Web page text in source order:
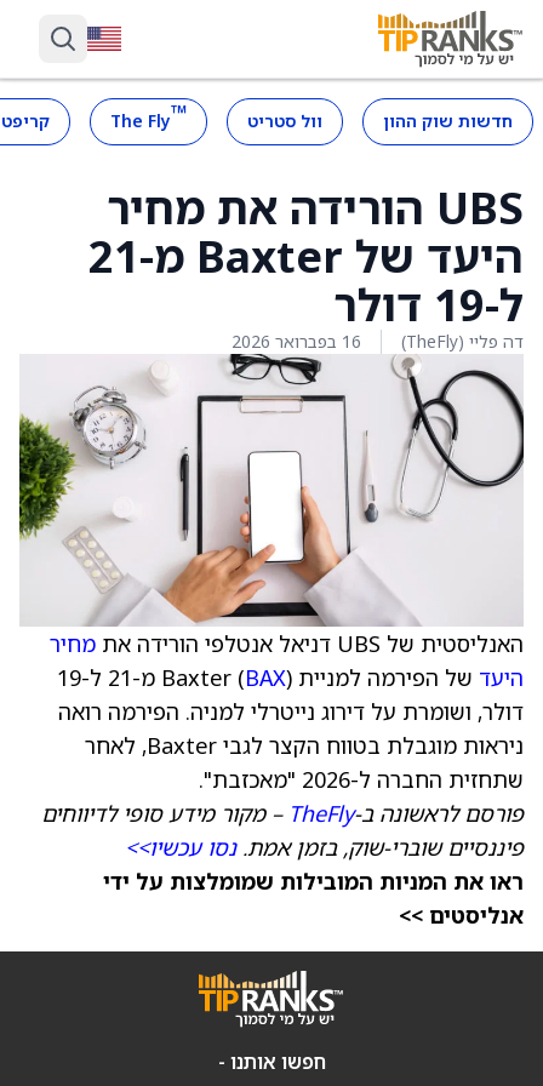
חדשות שוק ההון וול סטריט ™
The Fly
UBS הורידה את מחיר
היעד של Baxter מ-21
ל-19 דולר
דה פליי (TheFly) 16 בפברואר 2026
האנליסטית של UBS דניאל אנטלפי הורידה את
מחיר
היעד של הפירמה למניית Baxter ( BAX
) מ-21 ל-19
דולר, ושומרת על דירוג נייטרלי למניה. הפירמה רואה
ניראות מוגבלת בטווח הקצר לגבי Baxter, לאחר
שתחזית החברה ל-2026 "מאכזבת".
פורסם לראשונה ב-TheFly – מקור מידע סופי לדיווחים
פיננסיים שוברי-שוק, בזמן אמת.נסו עכשיו>>
ראו את המניות המובילות שמומלצות על ידי
אנליסטים >>
חפשו אותנו -